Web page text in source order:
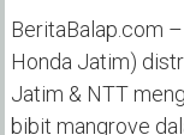
BeritaBalap.com
Honda Jatim)
Jatim & NTT
bibit mangrove